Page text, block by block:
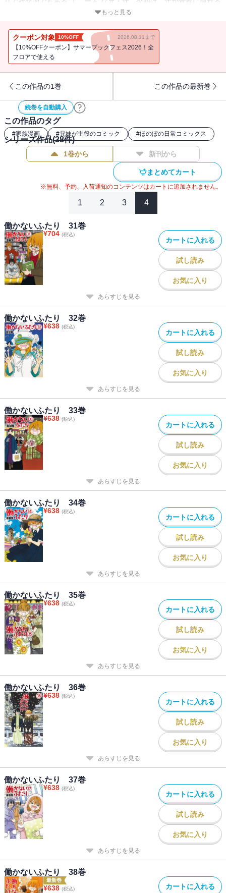
飯塚さんを連れて一緒に海に出かけます。またある日、台風の接近
て・・・・・・。描き下ろし4コマやおまけ漫画など全16ページを掲
載した完全版!!
もっと見る
クーポン対象 10%OFF 2026.08.11まで
【10%OFFクーポン】サマーブックフェス2026！全
フロアで使える
この作品の1巻 この作品の最新巻
続巻を自動購入
この作品のタグ
#家族漫画 #兄妹が主役のコミック #ほのぼの日常コミックス
シリーズ作品(38件)
1巻から 新刊から
まとめてカート
※無料、予約、入荷通知のコンテンツはカートに追加されません。
1 2 3 4
働かないふたり 31巻
¥704 (税込)
カートに入れる
試し読み
お気に入り
あらすじを見る
働かないふたり 32巻
¥638 (税込)
カートに入れる
試し読み
お気に入り
あらすじを見る
働かないふたり 33巻
¥638 (税込)
カートに入れる
試し読み
お気に入り
あらすじを見る
働かないふたり 34巻
¥638 (税込)
カートに入れる
試し読み
お気に入り
あらすじを見る
働かないふたり 35巻
¥638 (税込)
カートに入れる
試し読み
お気に入り
あらすじを見る
働かないふたり 36巻
¥638 (税込)
カートに入れる
試し読み
お気に入り
あらすじを見る
働かないふたり 37巻
¥638 (税込)
カートに入れる
試し読み
お気に入り
あらすじを見る
働かないふたり 38巻
最新巻
¥638 (税込) カートに入れる